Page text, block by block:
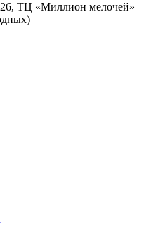
ТЦ «Миллион мелочей»